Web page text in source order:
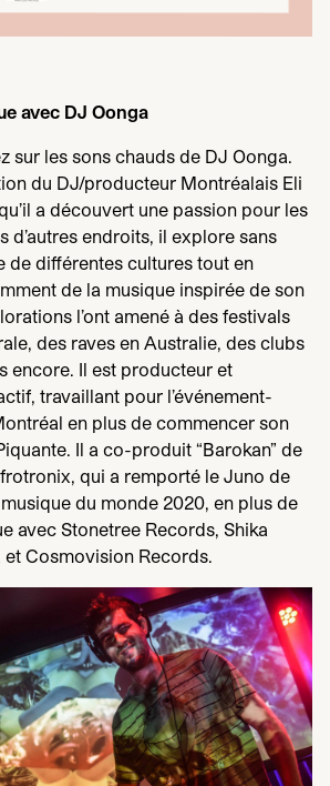
avec DJ Oonga
sur les sons chauds de DJ Oonga.
du DJ/​producteur Montréalais Eli
a découvert une passion pour les
d’autres endroits, il explore sans
de différentes cultures tout en
de la musique inspirée de son
l’ont amené à des festivals
des raves en Australie, des clubs
encore. Il est producteur et
travaillant pour l’événement-
en plus de commencer son
Il a co-produit “Barokan” de
qui a remporté le Juno de
du monde 2020, en plus de
avec Stonetree Records, Shika
et Cosmovision Records.